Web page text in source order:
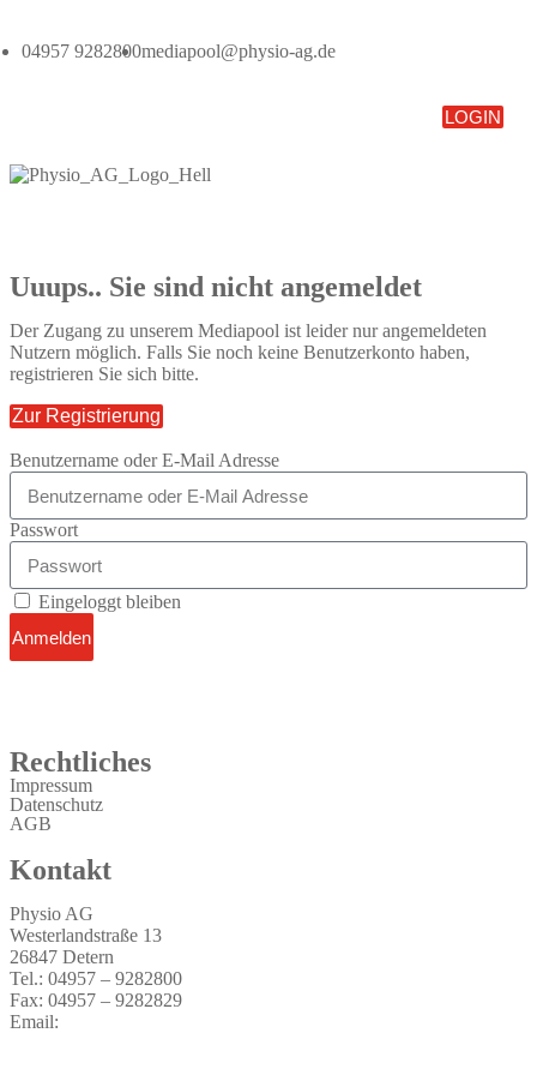
04957 9282800mediapool@physio-ag.de
LOGIN
Uuups.. Sie sind nicht angemeldet
Der Zugang zu unserem Mediapool ist leider nur angemeldeten
Nutzern möglich. Falls Sie noch keine Benutzerkonto haben,
registrieren Sie sich bitte.
Zur Registrierung
Benutzername oder E-Mail Adresse
Passwort
Eingeloggt bleiben
Anmelden
Rechtliches
Impressum
Datenschutz
AGB
Kontakt
Physio AG
Westerlandstraße 13
26847 Detern
Tel.: 04957 – 9282800
Fax: 04957 – 9282829
Email: